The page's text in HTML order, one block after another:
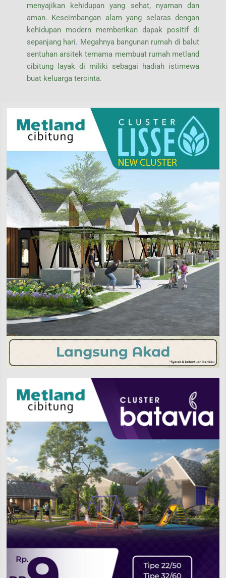
menyajikan kehidupan yang sehat, nyaman dan
aman. Keseimbangan alam yang selaras dengan
kehidupan modern memberikan dapak positif di
sepanjang hari. Megahnya bangunan rumah di balut
sentuhan arsitek ternama membuat rumah metland
cibitung layak di miliki sebagai hadiah istimewa
buat keluarga tercinta.